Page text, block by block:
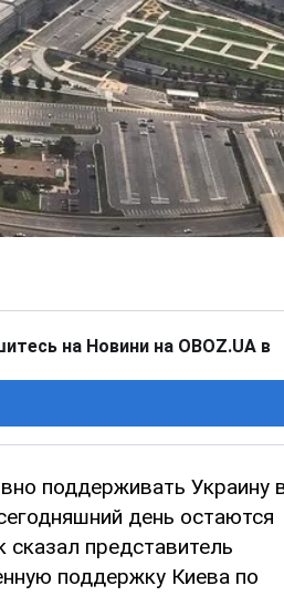
на Новини на OBOZ.UA в
поддерживать Украину
день остаются
представитель
поддержку Киева по